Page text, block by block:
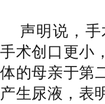
声明说，
手术创口更小
体的母亲于第
产生尿液，表